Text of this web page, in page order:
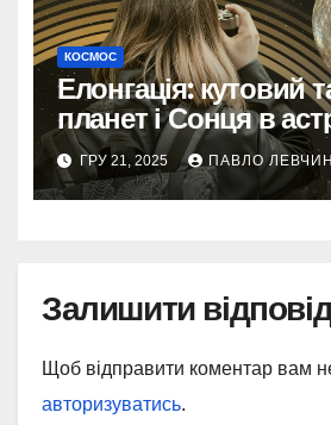
КОСМОС
Елонгація: кутовий
планет і Сонця в
ГРУ 21, 2025 ПАВЛО ЛЕВЧИН
Залишити
Щоб відправити коментар вам
авторизуватись.